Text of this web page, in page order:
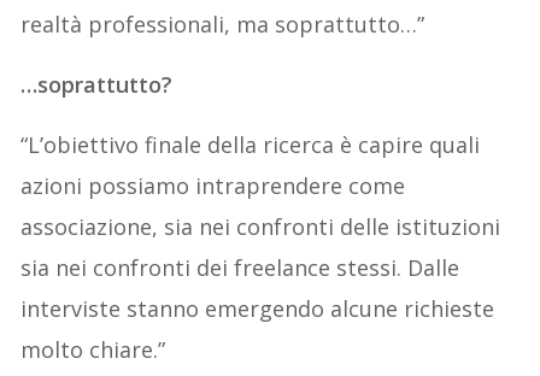
realtà professionali, ma soprattutto…”
…soprattutto?
“L’obiettivo finale della ricerca è capire quali
azioni possiamo intraprendere come
associazione, sia nei confronti delle istituzioni
sia nei confronti dei freelance stessi. Dalle
interviste stanno emergendo alcune richieste
molto chiare.”